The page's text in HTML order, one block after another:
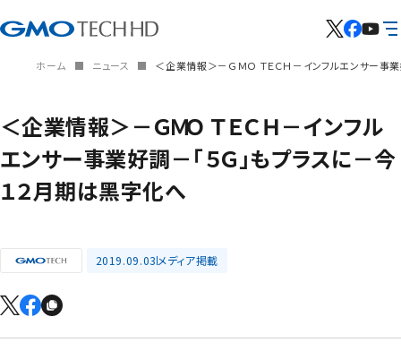
ホーム ニュース ＜企業情報＞－ＧＭＯ ＴＥＣＨ－インフルエンサー事
＜企業情報＞－ＧＭＯ ＴＥＣＨ－インフル
エンサー事業好調－「５Ｇ」もプラスに－今
１２⽉期は⿊字化へ
2019.09.03メディア掲載